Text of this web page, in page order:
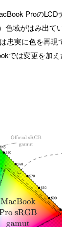
ProのLCD
色域がはみ出て
忠実に色を再現
では変更を加